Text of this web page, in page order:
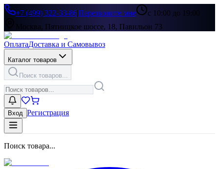
+7 (499) 322-33-86|Перезвоните мне
с 10:00 до 19:00
Москва, Пятницкое шоссе, 18, Павильон 73
ОплатаДоставка и Самовывоз
Каталог товаров
Поиск товаров...
Вход Регистрация
Поиск товара...